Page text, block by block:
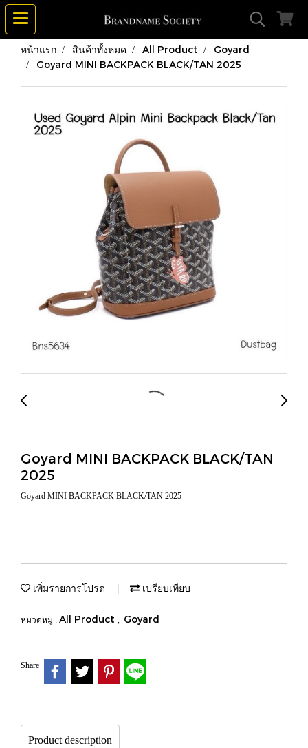
หน้าแรก สินค้าทั้งหมด All Product
Goyard
Goyard MINI BACKPACK BLACK/TAN 2025
Goyard MINI BACKPACK BLACK/TAN
2025
Goyard MINI BACKPACK BLACK/TAN 2025
เพิ่มรายการโปรด เปรียบเทียบ
หมวดหมู่ : All Product , Goyard
Share
Product description